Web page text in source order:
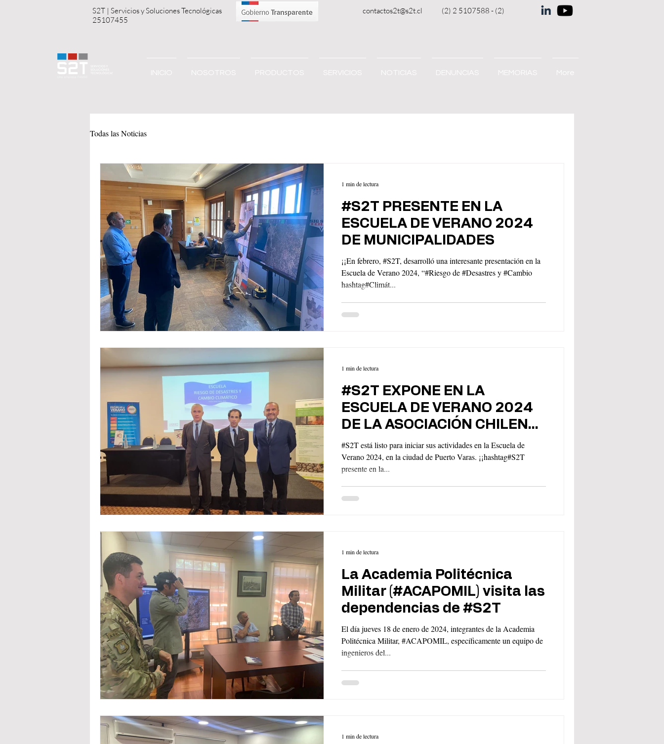
S2T | Servicios y Soluciones Tecnológicas contactos2t@s2t.cl
(2) 2 5107588 - (2)
25107455
INICIO NOSOTROS PRODUCTOS SERVICIOS NOTICIAS DENUNCIAS MEMORIAS More
Todas las Noticias
#S2T PRESENTE EN LA
ESCUELA DE VERANO 2024
DE MUNICIPALIDADES
¡¡En febrero, #S2T, desarrolló una interesante presentación en la
Escuela de Verano 2024, “#Riesgo de #Desastres y #Cambio
hashtag#Climát...
1 min de lectura
#S2T EXPONE EN LA
ESCUELA DE VERANO 2024
DE LA ASOCIACIÓN CHILENA
DE MUNICIPALIDADES
(#ACHM)
#S2T está listo para iniciar sus actividades en la Escuela de
Verano 2024, en la ciudad de Puerto Varas. ¡¡hashtag#S2T
presente en la...
1 min de lectura
La Academia Politécnica
Militar (#ACAPOMIL) visita las
dependencias de #S2T
El día jueves 18 de enero de 2024, integrantes de la Academia
Politécnica Militar, #ACAPOMIL, específicamente un equipo de
ingenieros del...
1 min de lectura
1 min de lectura